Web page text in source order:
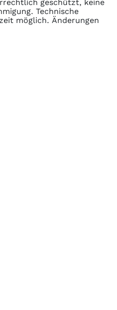
geschützt, keine
Technische
möglich. Änderungen